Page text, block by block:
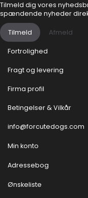
Tilmeld dig vores
spændende nyheder
Tilmeld Afmeld
Fortrolighed
Fragt og levering
Firma profil
Betingelser & Vilkår
info@forcutedogs.com
Min konto
Adressebog
Ønskeliste